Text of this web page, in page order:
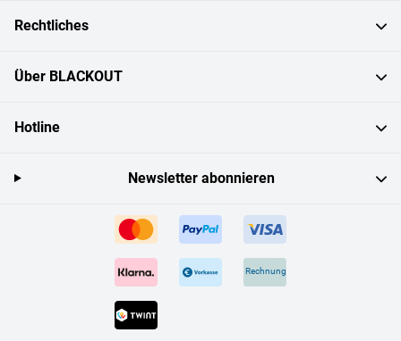
Rechtliches
Über BLACKOUT
Hotline
Rechnung
Newsletter abonnieren